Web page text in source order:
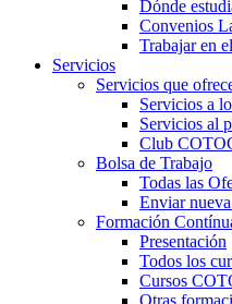
Dónde
Convenios
Trabajar en
Servicios
Servicios que
Servicios a
Servicios al
Club
Bolsa de Trabajo
Todas las
Enviar
Formación
Presentación
Todos los
Cursos
Otras